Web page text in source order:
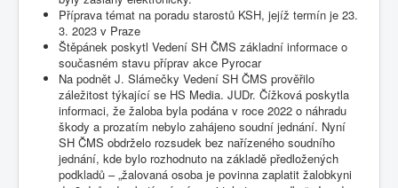
Příprava témat na poradu starostů KSH, jejíž termín je 23.
3. 2023 v Praze
Štěpánek poskytl Vedení SH ČMS základní informace o
současném stavu příprav akce Pyrocar
Na podnět J. Slámečky Vedení SH ČMS prověřilo
záležitost týkající se HS Media. JUDr. Čížková poskytla
informaci, že žaloba byla podána v roce 2022 o náhradu
škody a prozatím nebylo zahájeno soudní jednání. Nyní
SH ČMS obdrželo rozsudek bez nařízeného soudního
jednání, kde bylo rozhodnuto na základě předložených
podkladů – „žalovaná osoba je povinna zaplatit žalobkyni